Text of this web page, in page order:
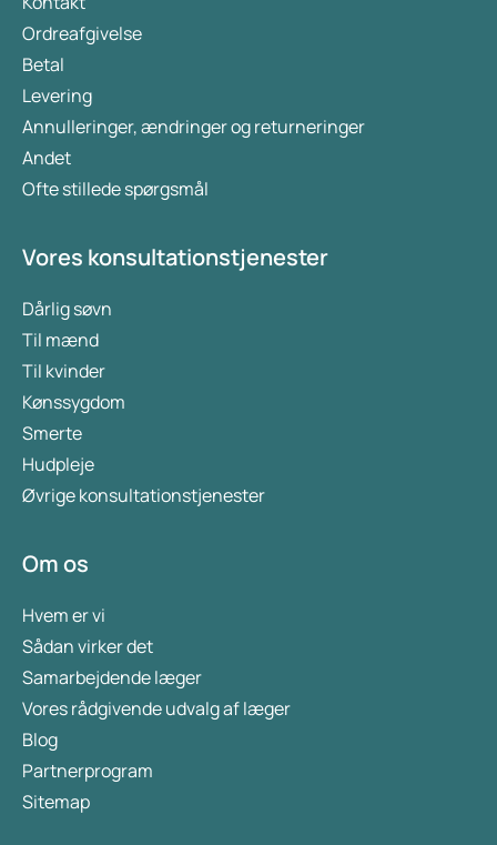
Ordreafgivelse
Betal
Levering
Annulleringer, ændringer og returneringer
Andet
Ofte stillede spørgsmål
Vores konsultationstjenester
Dårlig søvn
Til mænd
Til kvinder
Kønssygdom
Smerte
Hudpleje
Øvrige konsultationstjenester
Om os
Hvem er vi
Sådan virker det
Samarbejdende læger
Vores rådgivende udvalg af læger
Blog
Partnerprogram
Sitemap